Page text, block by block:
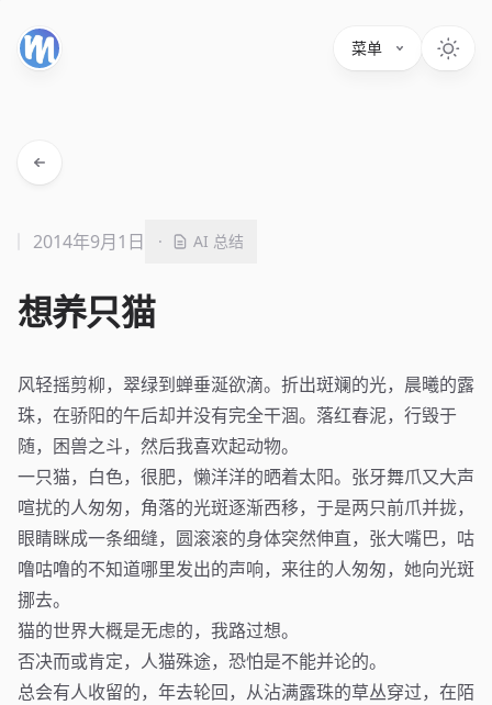
菜单
想养只猫
2014年9月1日 · AI 总结
风轻摇剪柳，翠绿到蝉垂涎欲滴。折出斑斓的光，晨曦的露
珠，在骄阳的午后却并没有完全干涸。落红春泥，行毁于
随，困兽之斗，然后我喜欢起动物。
一只猫，白色，很肥，懒洋洋的晒着太阳。张牙舞爪又大声
喧扰的人匆匆，角落的光斑逐渐西移，于是两只前爪并拢，
眼睛眯成一条细缝，圆滚滚的身体突然伸直，张大嘴巴，咕
噜咕噜的不知道哪里发出的声响，来往的人匆匆，她向光斑
挪去。
猫的世界大概是无虑的，我路过想。
否决而或肯定，人猫殊途，恐怕是不能并论的。
总会有人收留的，年去轮回，从沾满露珠的草丛穿过，在陌